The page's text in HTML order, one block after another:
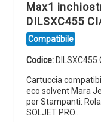
Max1
DILSXC455
Compatibile
Codice:
Cartuccia
eco solvent Mara
per Stampanti:
SOLJET PRO…